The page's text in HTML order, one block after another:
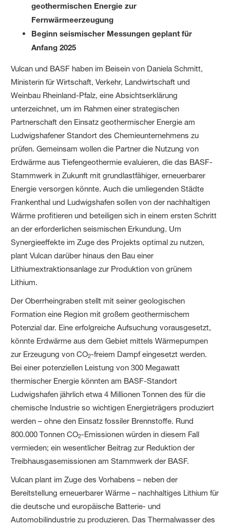
geothermischen Energie zur
Fernwärmeerzeugung
Beginn seismischer Messungen geplant für
Anfang 2025
Vulcan und BASF haben im Beisein von Daniela Schmitt,
Ministerin für Wirtschaft, Verkehr, Landwirtschaft und
Weinbau Rheinland-Pfalz, eine Absichtserklärung
unterzeichnet, um im Rahmen einer strategischen
Partnerschaft den Einsatz geothermischer Energie am
Ludwigshafener Standort des Chemieunternehmens zu
prüfen. Gemeinsam wollen die Partner die Nutzung von
Erdwärme aus Tiefengeothermie evaluieren, die das BASF-
Stammwerk in Zukunft mit grundlastfähiger, erneuerbarer
Energie versorgen könnte. Auch die umliegenden Städte
Frankenthal und Ludwigshafen sollen von der nachhaltigen
Wärme profitieren und beteiligen sich in einem ersten Schritt
an der erforderlichen seismischen Erkundung. Um
Synergieeffekte im Zuge des Projekts optimal zu nutzen,
plant Vulcan darüber hinaus den Bau einer
Lithiumextraktionsanlage zur Produktion von grünem
Lithium.
Der Oberrheingraben stellt mit seiner geologischen
Formation eine Region mit großem geothermischem
Potenzial dar. Eine erfolgreiche Aufsuchung vorausgesetzt,
könnte Erdwärme aus dem Gebiet mittels Wärmepumpen
zur Erzeugung von CO2-freiem Dampf eingesetzt werden.
Bei einer potenziellen Leistung von 300 Megawatt
thermischer Energie könnten am BASF-Standort
Ludwigshafen jährlich etwa 4 Millionen Tonnen des für die
chemische Industrie so wichtigen Energieträgers produziert
werden – ohne den Einsatz fossiler Brennstoffe. Rund
800.000 Tonnen CO2-Emissionen würden in diesem Fall
vermieden; ein wesentlicher Beitrag zur Reduktion der
Treibhausgasemissionen am Stammwerk der BASF.
Vulcan plant im Zuge des Vorhabens – neben der
Bereitstellung erneuerbarer Wärme – nachhaltiges Lithium für
die deutsche und europäische Batterie- und
Automobilindustrie zu produzieren. Das Thermalwasser des